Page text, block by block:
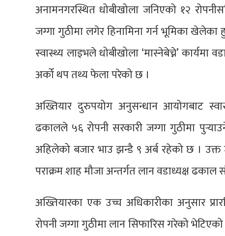
अनामनगरस्थित धोबीखोला जनिएको १२
जग्गा गुठीमा लगेर हिनामिना गर्न भूमिका खेलेका
स्वास्थ्य लाइभले धोबीखोला ‘मास्नेबेच्ने’
अर्को थप तथ्य फेला परेको छ ।
अख्तियार दुरुपयोग अनुसन्धान आयोगबाट
ढकालले ५६ रोपनी सरकारी जग्गा गुठीमा
अहिलेको बजार भाउ झन्डै ९ अर्ब रहेको छ । उक्त
पराक्रम शाह मौजा अन्तर्गत लान वडाध्यक्ष ढकाल
अख्तियारका एक उच्च अधिकारीका अनुसार
रोपनी जग्गा गुठीमा लान सिफारिस गरेको